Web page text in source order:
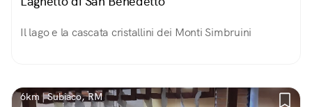
Il lago e la cascata cristallini dei Monti Simbruini
6km | Subiaco, RM